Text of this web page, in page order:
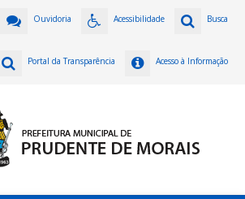
Busca
Acessibilidade
Ouvidoria
Acesso à Informação
Portal da Transparência